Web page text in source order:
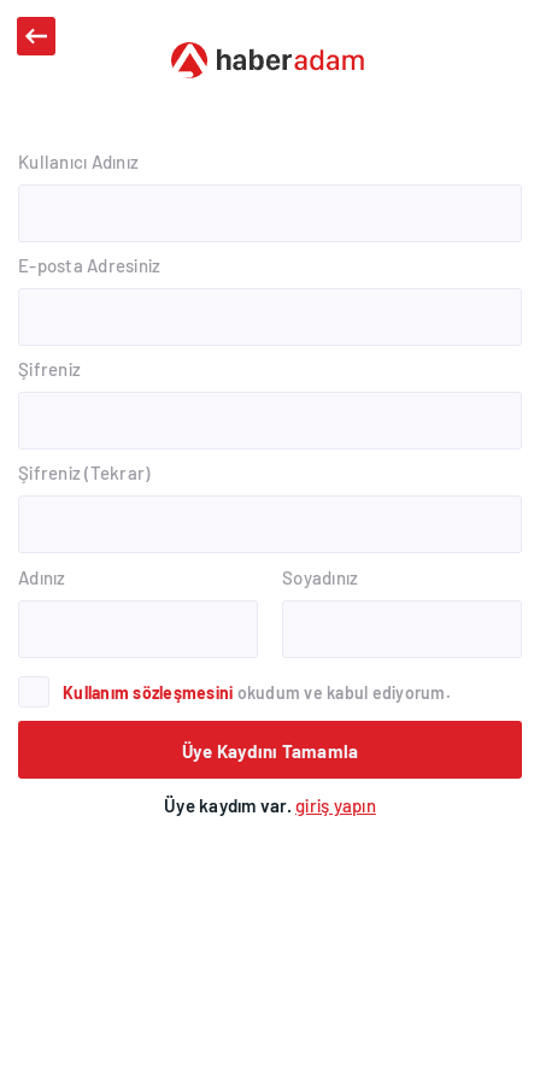
Kullanıcı Adınız
E-posta Adresiniz
Şifreniz
Şifreniz (Tekrar)
Adınız Soyadınız
Kullanım sözleşmesini okudum ve kabul ediyorum.
Üye Kaydını Tamamla
Üye kaydım var. giriş yapın